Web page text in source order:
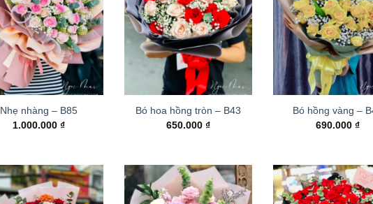
Nhẹ nhàng – B85
1.000.000₫
Bó hoa hồng tròn – B43
650.000 ₫
Bó hồng vàng –
690.000 ₫